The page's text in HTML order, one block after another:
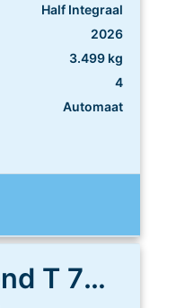
Half Integraal
2026
3.499 kg
4
Automaat
Dethleffs Trend T 7057 DBL